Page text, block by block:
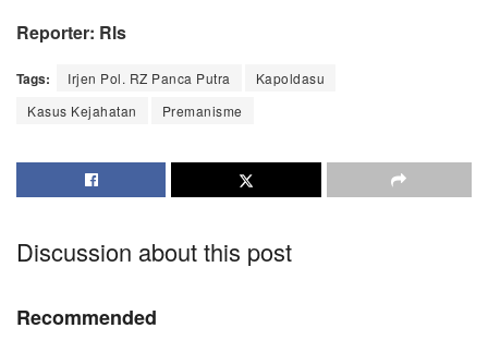
Reporter: Rls
Tags: Irjen Pol. RZ Panca Putra
Kapoldasu
Kasus Kejahatan
Premanisme
Discussion about this post
Recommended